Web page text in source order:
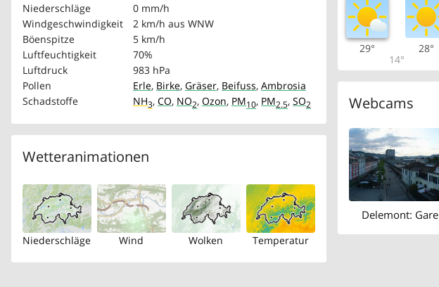
Niederschläge
0 mm/h
Windgeschwindigkeit
2 km/h aus WNW
Böenspitze
5 km/h
Luftfeuchtigkeit
70%
Luftdruck
983 hPa
Pollen
Erle, Birke, Gräser, Beifuss, Ambrosia
Schadstoffe
NH3, CO, NO2, Ozon, PM10, PM2.5, SO2
Wetteranimationen
Niederschläge Wind Wolken Temperatur
29°
14°
28°
Webcams
Delemont: Gare